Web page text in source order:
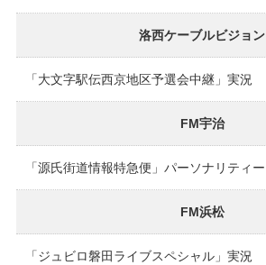
洛西ケーブルビジョン
「大文字駅伝西京地区予選会中継」実況
FM宇治
「源氏街道情報特急便」パーソナリティー
FM浜松
「ジュビロ磐田ライブスペシャル」実況